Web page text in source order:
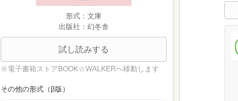
形式：文庫
出版社：幻冬舎
試し読みする
※電子書籍ストアBOOK☆WALKERへ移動します
その他の形式（β版）